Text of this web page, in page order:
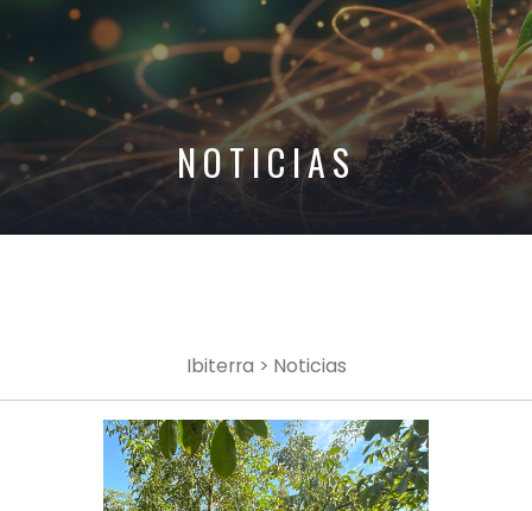
NOTICIAS
Ibiterra > Noticias